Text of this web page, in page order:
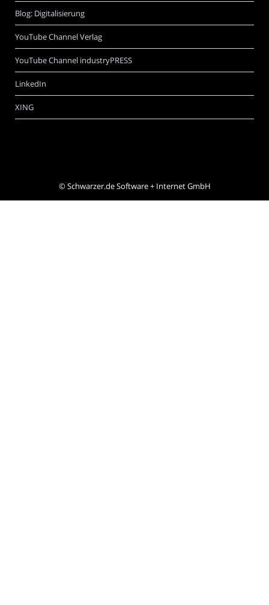
Blog: Digitalisierung
YouTube Channel Verlag
YouTube Channel industryPRESS
LinkedIn
XING
©Schwarzer.de Software + Internet GmbH